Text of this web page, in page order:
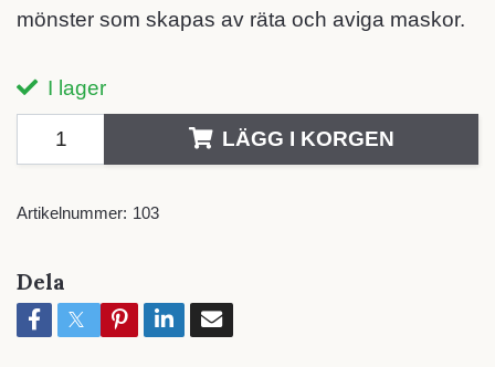
mönster som skapas av räta och aviga maskor.
I lager
LÄGG I KORGEN
Artikelnummer: 103
Dela